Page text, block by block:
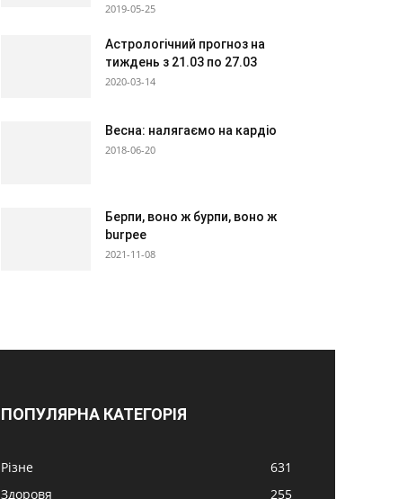
2019-05-25
Астрологічний прогноз на
тиждень з 21.03 по 27.03
2020-03-14
Весна: налягаємо на кардіо
2018-06-20
Берпи, воно ж бурпи, воно ж
burpeе
2021-11-08
ПОПУЛЯРНА КАТЕГОРІЯ
Різне
631
Здоровя
255